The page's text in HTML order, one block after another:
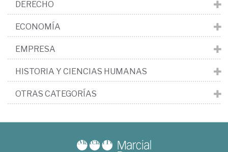
DERECHO
ECONOMÍA
EMPRESA
HISTORIA Y CIENCIAS HUMANAS
OTRAS CATEGORÍAS